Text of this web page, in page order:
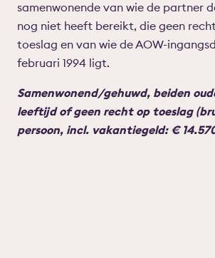
samenwonende van wie de partner
nog niet heeft bereikt, die geen
toeslag en van wie de AOW-
februari 1994 ligt.
Samenwonend/gehuwd, beiden
leeftijd of geen recht op toeslag
persoon, incl. vakantiegeld: €